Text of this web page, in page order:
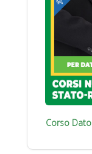
Corso